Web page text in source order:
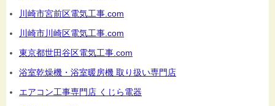
川崎市宮前区電気工事.com
川崎市川崎区電気工事.com
東京都世田谷区電気工事.com
浴室乾燥機・浴室暖房機 取り扱い専門店
エアコン工事専門店 くじら電器